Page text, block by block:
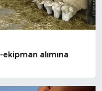
ekipman alımına